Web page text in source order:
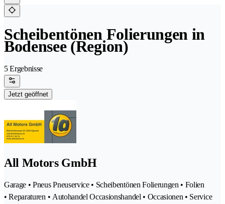
Scheibentönen Folierungen in
Bodensee (Region)
5 Ergebnisse
Jetzt geöffnet
All Motors GmbH
Garage • Pneus Pneuservice • Scheibentönen Folierungen • Folien
• Reparaturen • Autohandel Occasionshandel • Occasionen • Service